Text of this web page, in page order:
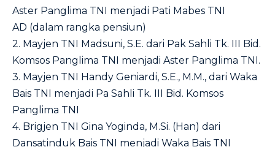
Aster Panglima TNI menjadi Pati Mabes TNI
AD (dalam rangka pensiun)
2. Mayjen TNI Madsuni, S.E. dari Pak Sahli Tk. III Bid.
Komsos Panglima TNI menjadi Aster Panglima TNI.
3. Mayjen TNI Handy Geniardi, S.E., M.M., dari Waka
Bais TNI menjadi Pa Sahli Tk. III Bid. Komsos
Panglima TNI
4. Brigjen TNI Gina Yoginda, M.Si. (Han) dari
Dansatinduk Bais TNI menjadi Waka Bais TNI